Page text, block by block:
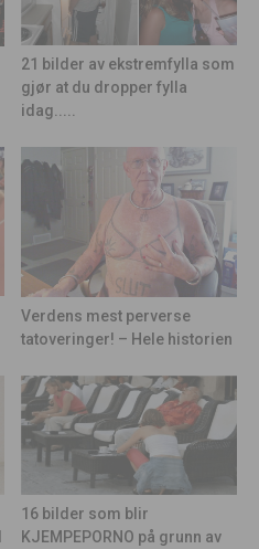
21 bilder av ekstremfylla som
gjør at du dropper fylla
idag.....
Verdens mest perverse
tatoveringer! – Hele historien
16 bilder som blir
KJEMPEPORNO på grunn av